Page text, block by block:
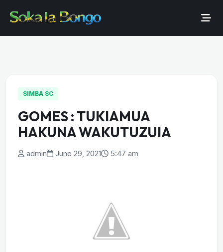
SIMBA SC
GOMES : TUKIAMUA
HAKUNA WAKUTUZUIA
admin June 29, 2021 5:47 am